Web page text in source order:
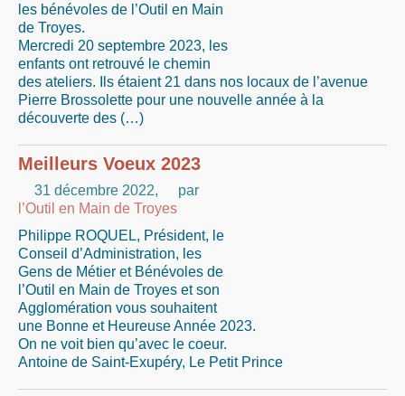
les bénévoles de l’Outil en Main
de Troyes.
Mercredi 20 septembre 2023, les
enfants ont retrouvé le chemin
des ateliers. Ils étaient 21 dans nos locaux de l’avenue
Pierre Brossolette pour une nouvelle année à la
découverte des (…)
Meilleurs Voeux 2023
31 décembre 2022,
par
l’Outil en Main de Troyes
Philippe ROQUEL, Président, le
Conseil d’Administration, les
Gens de Métier et Bénévoles de
l’Outil en Main de Troyes et son
Agglomération vous souhaitent
une Bonne et Heureuse Année 2023.
On ne voit bien qu’avec le coeur.
Antoine de Saint-Exupéry, Le Petit Prince